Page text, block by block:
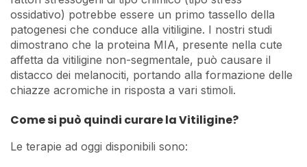
ossidativo) potrebbe essere un primo tassello della
patogenesi che conduce alla vitiligine. I nostri studi
dimostrano che la proteina MIA, presente nella cute
affetta da vitiligine non-segmentale, può causare il
distacco dei melanociti, portando alla formazione delle
chiazze acromiche in risposta a vari stimoli.
Come si può quindi curare la Vitiligine?
Le terapie ad oggi disponibili sono: